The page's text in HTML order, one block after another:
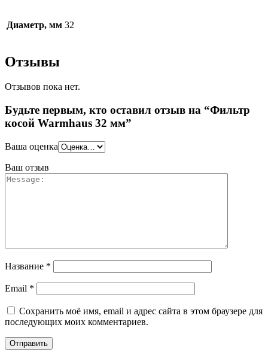
Диаметр, мм 32
Отзывы
Отзывов пока нет.
Будьте первым, кто оставил отзыв на “Фильтр
косой Warmhaus 32 мм”
Ваша оценка
Ваш отзыв
Название *
Email *
Сохранить моё имя, email и адрес сайта в этом браузере для
последующих моих комментариев.